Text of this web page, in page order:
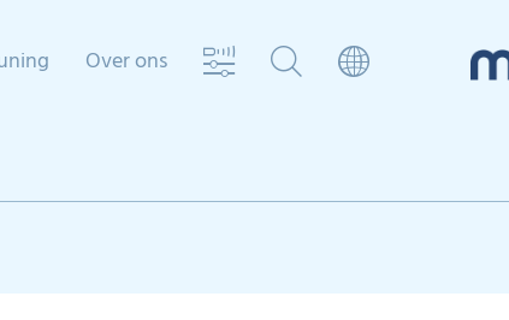
Over ons